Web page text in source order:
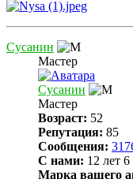
Сусанин
Мастер
Сусанин
Мастер
Возраст: 52
Репутация: 85
Сообщения:
С нами: 12 лет
Марка вашего